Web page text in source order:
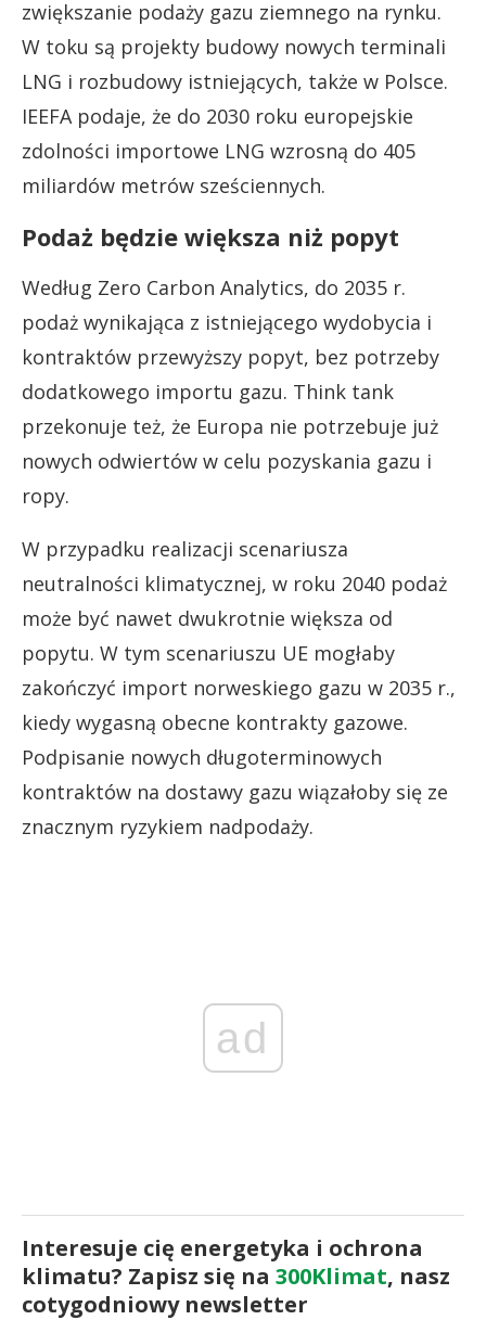
zwiększanie podaży gazu ziemnego na rynku.
W toku są projekty budowy nowych terminali
LNG i rozbudowy istniejących, także w Polsce.
IEEFA podaje, że do 2030 roku europejskie
zdolności importowe LNG wzrosną do 405
miliardów metrów sześciennych.
Podaż będzie większa niż popyt
Według Zero Carbon Analytics, do 2035 r.
podaż wynikająca z istniejącego wydobycia i
kontraktów przewyższy popyt, bez potrzeby
dodatkowego importu gazu. Think tank
przekonuje też, że Europa nie potrzebuje już
nowych odwiertów w celu pozyskania gazu i
ropy.
W przypadku realizacji scenariusza
neutralności klimatycznej, w roku 2040 podaż
może być nawet dwukrotnie większa od
popytu. W tym scenariuszu UE mogłaby
zakończyć import norweskiego gazu w 2035 r.,
kiedy wygasną obecne kontrakty gazowe.
Podpisanie nowych długoterminowych
kontraktów na dostawy gazu wiązałoby się ze
znacznym ryzykiem nadpodaży.
ad
Interesuje cię energetyka i ochrona
klimatu? Zapisz się na 300Klimat, nasz
cotygodniowy newsletter